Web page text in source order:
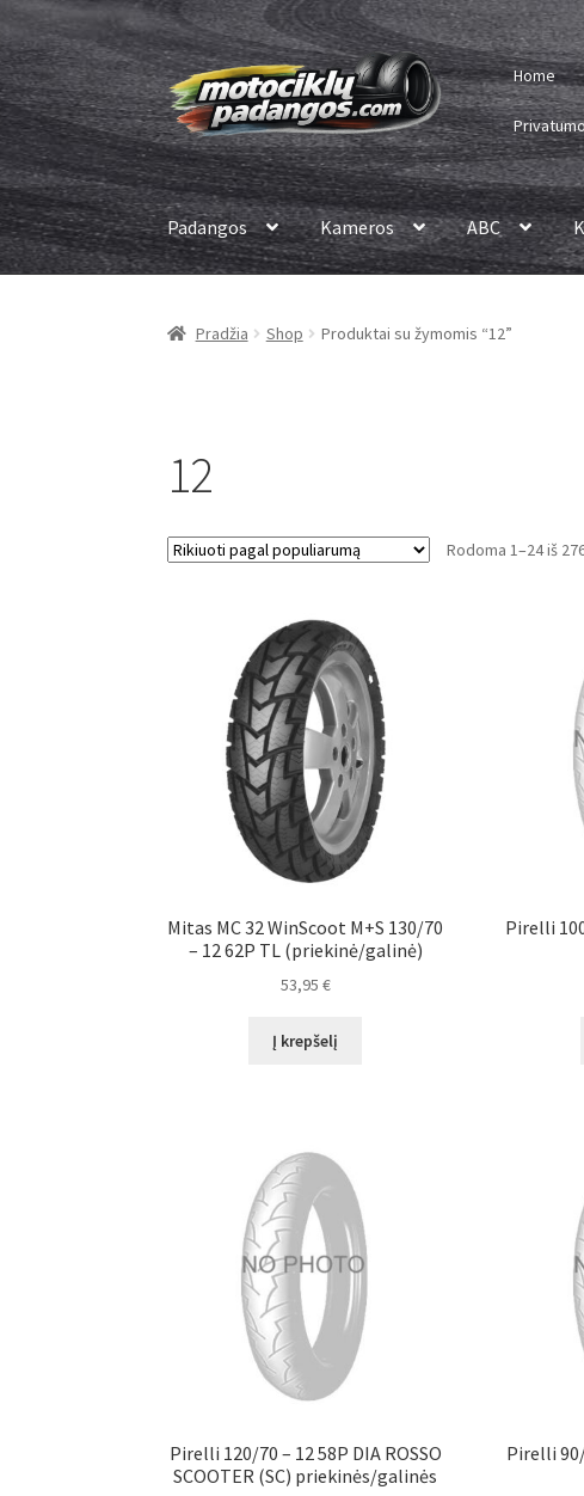
Pereiti
prie
meniu
Pereiti
prie
turinio
Home
Padangos Kameros ABC
Pradžia Shop Produktai su žymomis “12”
12
Rodoma 1–24 iš
Mitas MC 32 WinScoot M+S 130/70
– 12 62P TL (priekinė/galinė)
53,95 €
Į krepšelį
Pirelli
Pirelli 120/70 – 12 58P DIA ROSSO
SCOOTER (SC) priekinės/galinės
Pirelli 90/